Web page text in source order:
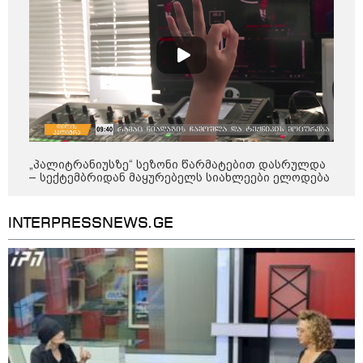
გადავცემ" - ეკა კუპატაძე
განცხადებას ავრცელებს
რა ისმინს სახლში დაყენებული
მომსასმენი მოწყობილობის
ჩანაწერში, სადაც ნია იმნაძე
მამას ესაუბრება?
"ამ ვიდეოს ნახვა ჩემთვის იყო
დაკარგული 17 წლის ბიჭის დედა
ვიდეოკადრებზე, სადაც შვილის
პოლიტიკა
„პალიტრანიუსზე“ სეზონი წარმატებით დასრულდა
– სექტემბრიდან მაყურებელს სიახლეები ელოდება
INTERPRESSNEWS.GE